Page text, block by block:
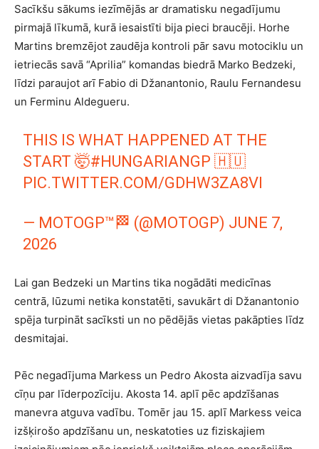
Sacīkšu sākums iezīmējās ar dramatisku negadījumu
pirmajā līkumā, kurā iesaistīti bija pieci braucēji. Horhe
Martins bremzējot zaudēja kontroli pār savu motociklu un
ietriecās savā “Aprilia” komandas biedrā Marko Bedzeki,
līdzi paraujot arī Fabio di Džanantonio, Raulu Fernandesu
un Ferminu Aldegueru.
THIS IS WHAT HAPPENED AT THE
START 🤯#HUNGARIANGP 🇭🇺
PIC.TWITTER.COM/GDHW3ZA8VI
— MOTOGP™🏁 (@MOTOGP) JUNE 7,
2026
Lai gan Bedzeki un Martins tika nogādāti medicīnas
centrā, lūzumi netika konstatēti, savukārt di Džanantonio
spēja turpināt sacīksti un no pēdējās vietas pakāpties līdz
desmitajai.
Pēc negadījuma Markess un Pedro Akosta aizvadīja savu
cīņu par līderpozīciju. Akosta 14. aplī pēc apdzīšanas
manevra atguva vadību. Tomēr jau 15. aplī Markess veica
izšķirošo apdzīšanu un, neskatoties uz fiziskajiem